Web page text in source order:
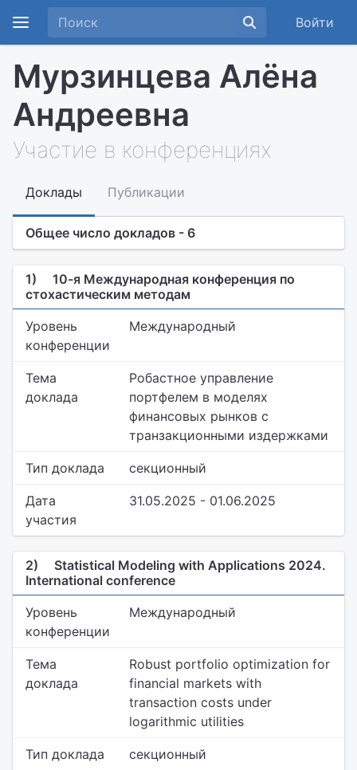
Войти
Мурзинцева Алёна
Андреевна
Участие в конференциях
Доклады Публикации
Общее число докладов - 6
1)
10-я Международная конференция по
стохастическим методам
Уровень
конференции
Международный
Тема
доклада
Робастное управление
портфелем в моделях
финансовых рынков с
транзакционными издержками
Тип доклада секционный
Дата
участия
31.05.2025 - 01.06.2025
2)
Statistical Modeling with Applications 2024.
International conference
Уровень
конференции
Международный
Тема
доклада
Robust portfolio optimization for
financial markets with
transaction costs under
logarithmic utilities
Тип доклада секционный